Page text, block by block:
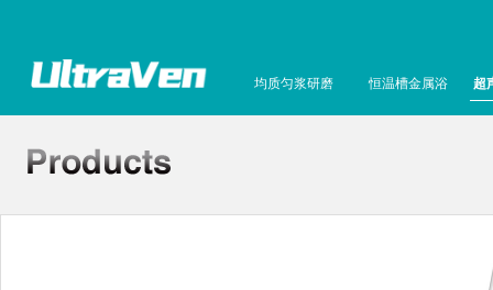
均质匀浆研磨 恒温槽金属浴 超